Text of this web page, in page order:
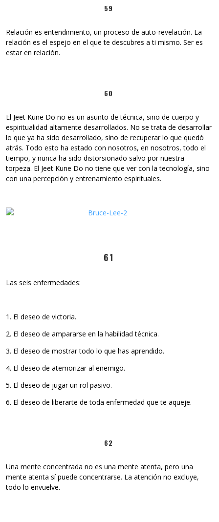
59
Relación es entendimiento, un proceso de auto-revelación. La
relación es el espejo en el que te descubres a ti mismo. Ser es
estar en relación.
60
El Jeet Kune Do no es un asunto de técnica, sino de cuerpo y
espiritualidad altamente desarrollados. No se trata de desarrollar
lo que ya ha sido desarrollado, sino de recuperar lo que quedó
atrás. Todo esto ha estado con nosotros, en nosotros, todo el
tiempo, y nunca ha sido distorsionado salvo por nuestra
torpeza. El Jeet Kune Do no tiene que ver con la tecnología, sino
con una percepción y entrenamiento espirituales.
61
Las seis enfermedades:
1. El deseo de victoria.
2. El deseo de ampararse en la habilidad técnica.
3. El deseo de mostrar todo lo que has aprendido.
4. El deseo de atemorizar al enemigo.
5. El deseo de jugar un rol pasivo.
6. El deseo de liberarte de toda enfermedad que te aqueje.
62
Una mente concentrada no es una mente atenta, pero una
mente atenta sí puede concentrarse. La atención no excluye,
todo lo envuelve.